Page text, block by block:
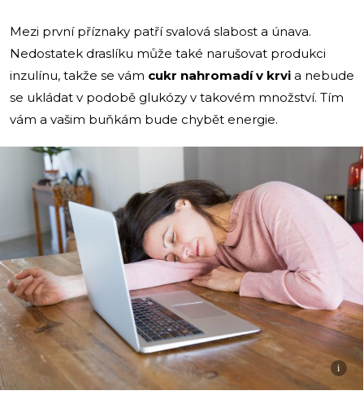
Mezi první příznaky patří svalová slabost a únava.
Nedostatek draslíku může také narušovat produkci
inzulínu, takže se vám cukr nahromadí v krvi a nebude
se ukládat v podobě glukózy v takovém množství. Tím
vám a vašim buňkám bude chybět energie.
i